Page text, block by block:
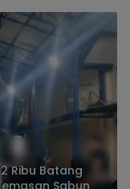
Ribu Batang